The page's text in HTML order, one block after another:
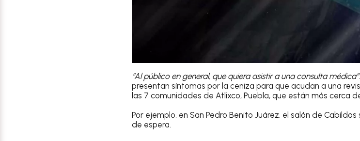
“Al público en general, que quiera asistir a una consulta médica”
presentan síntomas por la ceniza para que acudan a una
las 7 comunidades de Atlixco, Puebla, que están más cerca
Por ejemplo, en San Pedro Benito Juárez, el salón de
de espera.